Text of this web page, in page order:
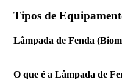
Tipos de
Lâmpada de Fenda
O que é a Lâmpada de